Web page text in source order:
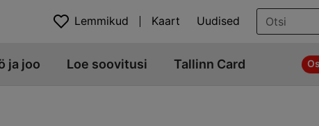
Lemmikud Kaart Uudised
ja joo Loe soovitusi Tallinn Card